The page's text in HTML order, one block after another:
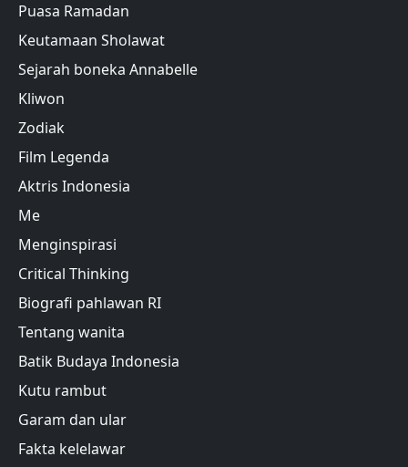
Puasa Ramadan
Keutamaan Sholawat
Sejarah boneka Annabelle
Kliwon
Zodiak
Film Legenda
Aktris Indonesia
Me
Menginspirasi
Critical Thinking
Biografi pahlawan RI
Tentang wanita
Batik Budaya Indonesia
Kutu rambut
Garam dan ular
Fakta kelelawar